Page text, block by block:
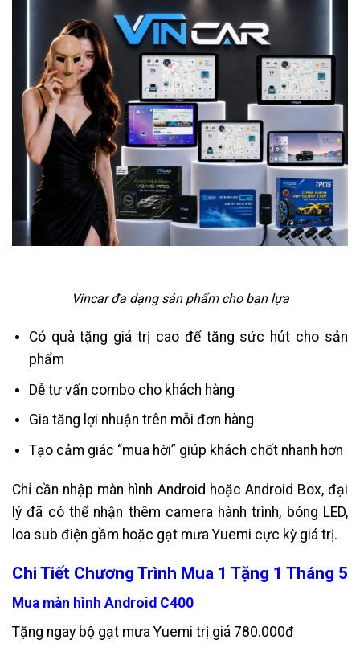
Vincar đa dạng sản phẩm cho bạn lựa
Có quà tặng giá trị cao để tăng sức hút cho sản
phẩm
Dễ tư vấn combo cho khách hàng
Gia tăng lợi nhuận trên mỗi đơn hàng
Tạo cảm giác “mua hời” giúp khách chốt nhanh hơn
Chỉ cần nhập màn hình Android hoặc Android Box, đại
lý đã có thể nhận thêm camera hành trình, bóng LED,
loa sub điện gầm hoặc gạt mưa Yuemi cực kỳ giá trị.
Chi Tiết Chương Trình Mua 1 Tặng 1 Tháng 5
Mua màn hình Android C400
Tặng ngay bộ gạt mưa Yuemi trị giá 780.000đ